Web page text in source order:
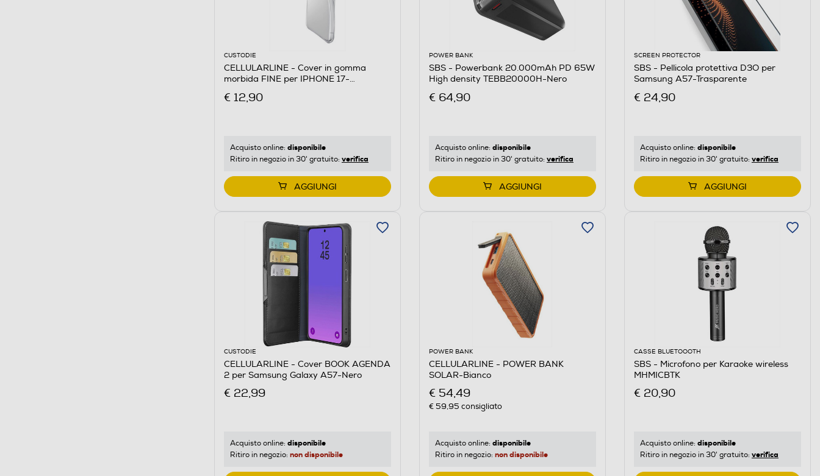
CUSTODIE
CELLULARLINE - Cover in gomma
morbida FINE per IPHONE 17-
€ 12,90
Acquisto online: disponibile
Ritiro in negozio in 30' gratuito: verifica
AGGIUNGI
POWER BANK
SBS - Powerbank 20.000mAh PD 65W
High density TEBB20000H-Nero
€ 64,90
Acquisto online: disponibile
Ritiro in negozio in 30' gratuito: verifica
AGGIUNGI
SCREEN PROTECTOR
SBS - Pellicola protettiva D3O per
Samsung A57-Trasparente
€ 24,90
Acquisto online: disponibile
Ritiro in negozio in 30' gratuito: verifica
AGGIUNGI
CUSTODIE
CELLULARLINE - Cover BOOK AGENDA
2 per Samsung Galaxy A57-Nero
€ 22,99
Acquisto online: disponibile
Ritiro in negozio: non disponibile
POWER BANK
CELLULARLINE - POWER BANK
SOLAR-Bianco
€ 54,49
€ 59,95 consigliato
Acquisto online: disponibile
Ritiro in negozio: non disponibile
CASSE BLUETOOOTH
SBS - Microfono per Karaoke wireless
MHMICBTK
€ 20,90
Acquisto online: disponibile
Ritiro in negozio in 30' gratuito: verifica